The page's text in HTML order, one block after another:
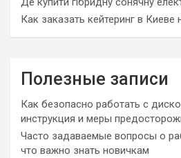
Как заказать кейтеринг в
Полезные записи
Как безопасно работать с
инструкция и меры
Часто задаваемые вопросы о
что важно знать новичкам